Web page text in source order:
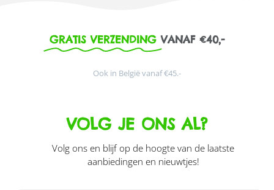
GRATIS VERZENDING VANAF €40,-
Ook in België vanaf €45.-
VOLG JE ONS AL?
Volg ons en blijf op de hoogte van de laatste
aanbiedingen en nieuwtjes!